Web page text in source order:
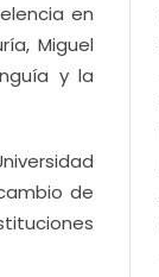
en
Miguel
y la
de